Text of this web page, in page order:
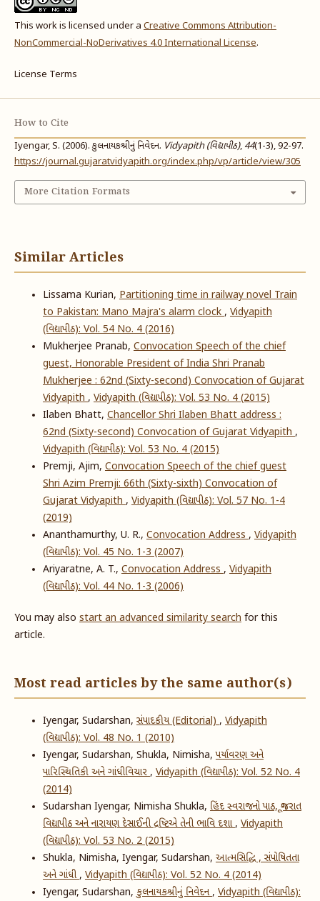
This work is licensed under a Creative Commons Attribution-
NonCommercial-NoDerivatives 4.0 International License.
License Terms
How to Cite
Iyengar, S. (2006). કુલનાયકશ્રીનું નિવેદન. Vidyapith (વિદ્યાપીઠ), 44(1-3), 92-97.
https://journal.gujaratvidyapith.org/index.php/vp/article/view/305
More Citation Formats
Similar Articles
Lissama Kurian, Partitioning time in railway novel Train
to Pakistan: Mano Majra's alarm clock, Vidyapith
(વિદ્યાપીઠ): Vol. 54 No. 4 (2016)
Mukherjee Pranab, Convocation Speech of the chief
guest, Honorable President of India Shri Pranab
Mukherjee : 62nd (Sixty-second) Convocation of Gujarat
Vidyapith, Vidyapith (વિદ્યાપીઠ): Vol. 53 No. 4 (2015)
Ilaben Bhatt, Chancellor Shri Ilaben Bhatt address :
62nd (Sixty-second) Convocation of Gujarat Vidyapith,
Vidyapith (વિદ્યાપીઠ): Vol. 53 No. 4 (2015)
Premji, Ajim, Convocation Speech of the chief guest
Shri Azim Premji: 66th (Sixty-sixth) Convocation of
Gujarat Vidyapith, Vidyapith (વિદ્યાપીઠ): Vol. 57 No. 1-4
(2019)
Ananthamurthy, U. R., Convocation Address, Vidyapith
(વિદ્યાપીઠ): Vol. 45 No. 1-3 (2007)
Ariyaratne, A. T., Convocation Address, Vidyapith
(વિદ્યાપીઠ): Vol. 44 No. 1-3 (2006)
You may also start an advanced similarity searchfor this
article.
Most read articles by the same author(s)
Iyengar, Sudarshan, સંપાદકીય (Editorial), Vidyapith
(વિદ્યાપીઠ): Vol. 48 No. 1 (2010)
Iyengar, Sudarshan, Shukla, Nimisha,પર્યાવરણ અને
પારિસ્થિતિકી અને ગાંધીવિચાર, Vidyapith (વિદ્યાપીઠ): Vol. 52 No. 4
(2014)
Sudarshan Iyengar, Nimisha Shukla, હિંદ સ્વરાજનો પાઠ, ગૂજરાત
વિદ્યાપીઠ અને નારાયણ દેસાઈની દ્રષ્ટિએ તેની ભાવિ દશા, Vidyapith
(વિદ્યાપીઠ): Vol. 53 No. 2 (2015)
Shukla, Nimisha, Iyengar, Sudarshan, આત્મસિદ્ધિ , સંપોષિતતા
અને ગાંધી, Vidyapith (વિદ્યાપીઠ): Vol. 52 No. 4 (2014)
Iyengar, Sudarshan,કુલનાયકશ્રીનું નિવેદન, Vidyapith (વિદ્યાપીઠ):